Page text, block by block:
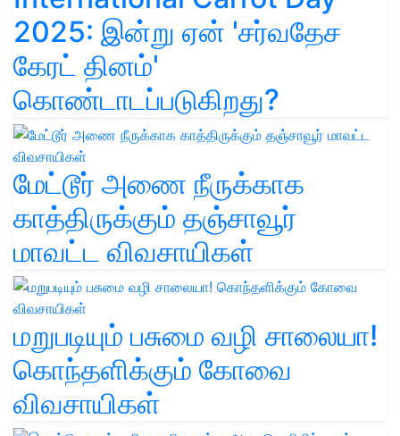
2025: இன்று ஏன் 'சர்வதேச
கேரட் தினம்'
கொண்டாடப்படுகிறது?
மேட்டூர் அணை நீருக்காக
காத்திருக்கும் தஞ்சாவூர்
மாவட்ட விவசாயிகள்
மறுபடியும் பசுமை வழி சாலையா!
கொந்தளிக்கும் கோவை
விவசாயிகள்